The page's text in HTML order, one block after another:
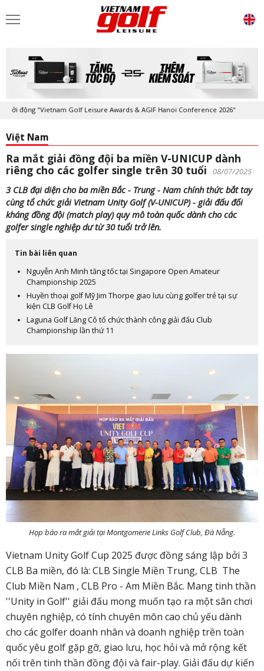
"Vietnam Golf Leisure Awards & AGIF Hanoi Conference 2026"
Việt Nam
Ra mắt giải đồng đội ba miền V-UNICUP dành
riêng cho các golfer single trên 30 tuổi
08/07/2025
3 CLB đại diện cho ba miền Bắc - Trung - Nam chính thức bắt tay
cùng tổ chức giải Vietnam Unity Golf (V-UNICUP) - giải đấu đối
kháng đồng đội (match play) quy mô toàn quốc dành cho các
golfer single nghiệp dư từ 30 tuổi trở lên.
Tin bài liên quan
Nguyễn Anh Minh tăng tốc tại Singapore Open Amateur
Championship 2025
Huyền thoại golf Mỹ Jim Thorpe giao lưu cùng golfer trẻ tại sự
kiện CLB Golf Họ Lê
Laguna Golf Lăng Cô tổ chức thành công giải đấu Club
Championship lần thứ 11
Họp báo ra mắt giải tại Montgomerie Links Golf Club, Đà Nẵng.
Vietnam Unity Golf Cup 2025 được đồng sáng lập bởi 3
CLB Ba miền, đó là: CLB Single Miền Trung, CLB The
Club Miền Nam , CLB Pro - Am Miền Bắc. Mang tinh thần
''Unity in Golf'' giải đấu mong muốn tạo ra một sân chơi
chuyên nghiệp, có tính chuyên môn cao chủ yếu dành
cho các golfer doanh nhân và doanh nghiệp trên toàn
quốc yêu golf gặp gỡ, giao lưu, học hỏi và mở rộng kết
nối trên tinh thần đồng đội và fair-play. Giải đấu dự kiến